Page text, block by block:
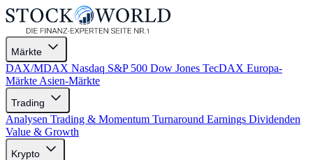
Märkte
DAX/MDAX Nasdaq S&P 500 Dow Jones TecDAX Europa-
Märkte Asien-Märkte
Trading
Analysen Trading & Momentum Turnaround Earnings Dividenden
Value & Growth
Krypto